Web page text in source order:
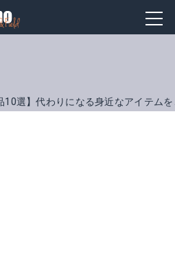
10選】代わりになる身近なアイテム